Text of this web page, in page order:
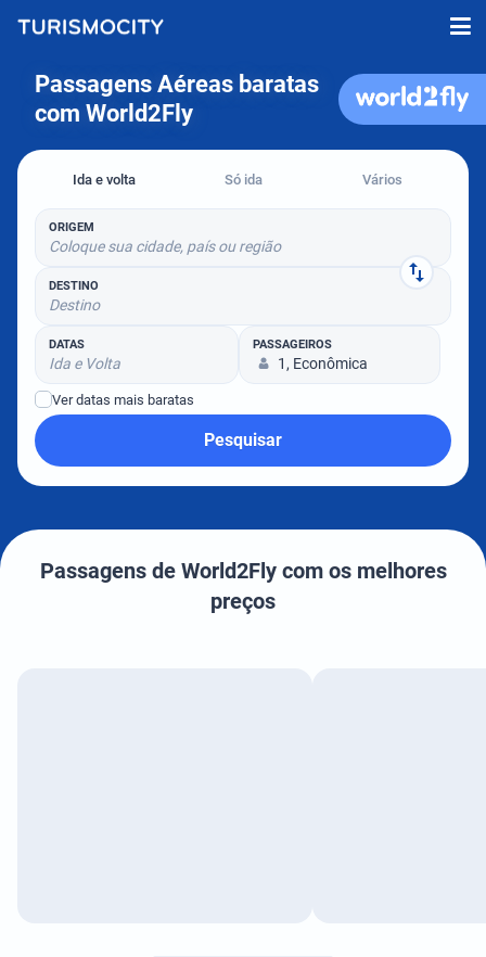
Passagens Aéreas baratas
com World2Fly
Ida e volta Só ida Vários
ORIGEM
Coloque sua cidade, país ou região
DESTINO
Destino
DATAS
Ida e Volta
PASSAGEIROS
1, Econômica
Ver datas mais baratas
Pesquisar
Passagens de World2Fly com os melhores
preços